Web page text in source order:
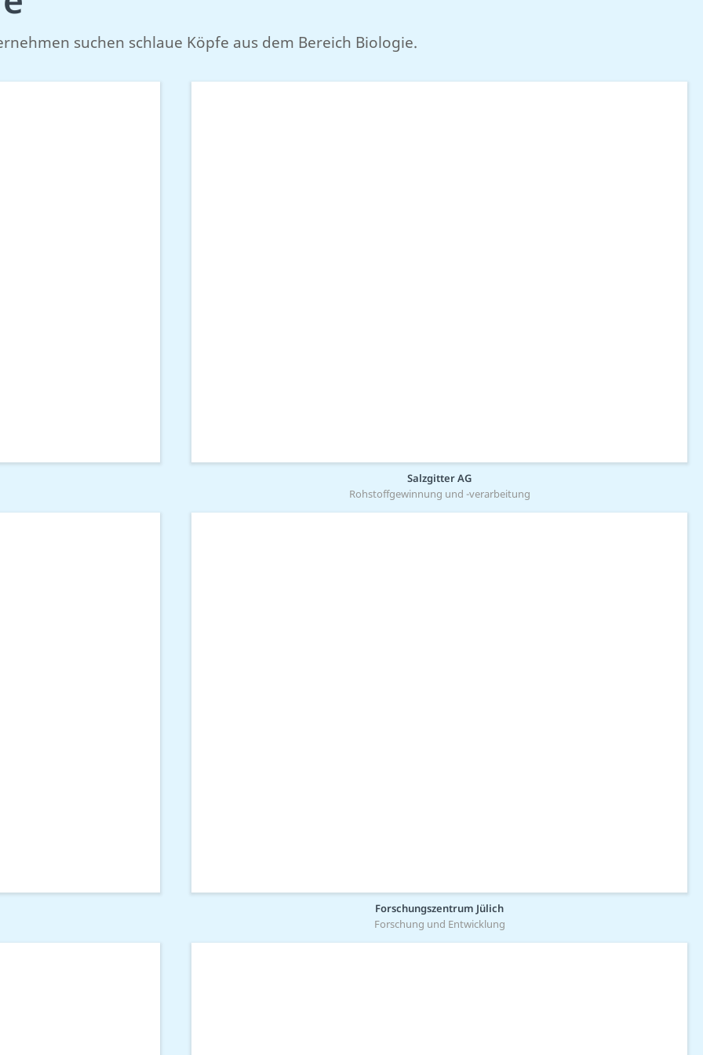
suchen schlaue Köpfe aus dem Bereich Biologie.
Salzgitter AG
Rohstoffgewinnung und -verarbeitung
Forschungszentrum Jülich
Forschung und Entwicklung